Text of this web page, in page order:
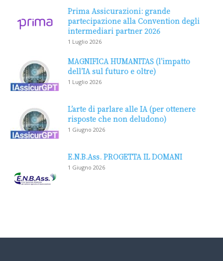
Prima Assicurazioni: grande
partecipazione alla Convention degli
intermediari partner 2026
1 Luglio 2026
MAGNIFICA HUMANITAS (l’impatto
dell’IA sul futuro e oltre)
1 Luglio 2026
L’arte di parlare alle IA (per ottenere
risposte che non deludono)
1 Giugno 2026
E.N.B.Ass. PROGETTA IL DOMANI
1 Giugno 2026